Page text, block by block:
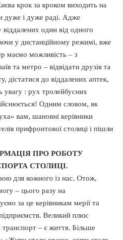
крок за кроком виходить на
дуже і дуже раді. Адже
віддалених один від одного
у дистанційному режимі, вже
маємо можливість – з
та метро – відвідати друзів та
дістатися до віддалених аптек,
увагу : рух тролейбусних
Одним словом, як
вам, шановні керівники
прифронтової столиці і пішли
ПРО РОБОТУ
СТОЛИЦІ.
для кожного із нас. Отож,
– цього разу на
за це керівникам мерії та
Великий плюс
– є життя. Більше